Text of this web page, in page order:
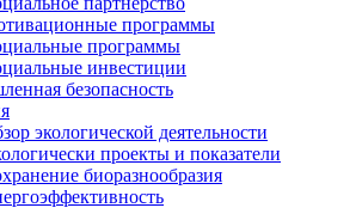
программы
программы
инвестиции
безопасность
экологической деятельности
проекты и показатели
биоразнообразия